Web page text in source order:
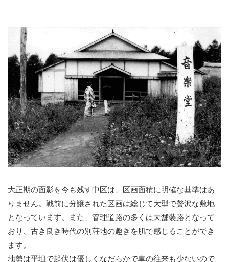
大正期の面影を今も残す中区は、区画面積に明確な基準はあ
りません。戦前に分譲された区画は総じて大型で贅沢な敷地
となっています。また、管理道路の多くは未舗装路となって
おり、古き良き時代の別荘地の趣きを肌で感じることができ
ます。
地勢は平坦で起伏は優しくなだらかで車の往来も少ないので